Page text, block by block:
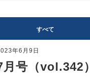
すべて
年6月9日
月号（vol.342）